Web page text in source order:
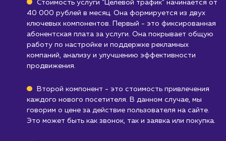
возможно, вам следует сначала работать
определением своей целевой аудитории.
Компаниям, которые не работают в
интернете
трафик" может быть не так эффективна.
Узнать почему